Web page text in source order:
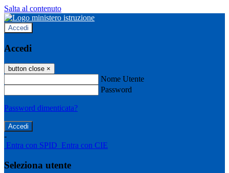
Salta al contenuto
Accedi
Accedi
button close ×
Nome Utente
Password
Password dimenticata?
-
Entra con SPID Entra con CIE
Seleziona utente